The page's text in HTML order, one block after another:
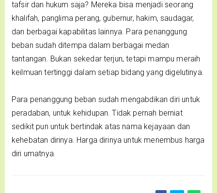
tafsir dan hukum saja? Mereka bisa menjadi seorang
khalifah, panglima perang, gubernur, hakim, saudagar,
dan berbagai kapabilitas lainnya. Para penanggung
beban sudah ditempa dalam berbagai medan
tantangan. Bukan sekedar terjun, tetapi mampu meraih
keilmuan tertinggi dalam setiap bidang yang digelutinya.
Para penanggung beban sudah mengabdikan diri untuk
peradaban, untuk kehidupan. Tidak pernah berniat
sedikit pun untuk bertindak atas nama kejayaan dan
kehebatan dirinya. Harga dirinya untuk menembus harga
diri umatnya.